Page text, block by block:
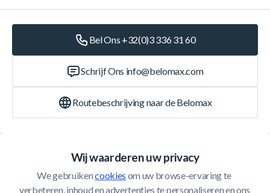
Wij waarderen uw privacy
We gebruiken cookies om uw browse-ervaring te
verbeteren, inhoud en advertenties te personaliseren en ons
Klantenservice
Bel Ons +32(0)3 336 31 60
Schrijf Ons info@belomax.com
Routebeschrijving naar de Belomax